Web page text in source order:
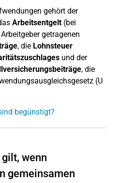
gehört der
Arbeitsentgelt(bei
getragenen
, die Lohnsteuer
und der
, die
(U
begünstigt?
wenn
gemeinsamen